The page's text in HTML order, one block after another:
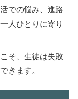
での悩み、進路
人ひとりに寄り
そ、生徒は失敗
きます。